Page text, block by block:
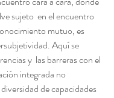
sujeto en el encuentro
mutuo, es
Aquí se
y las barreras con el
integrada no
de capacidades